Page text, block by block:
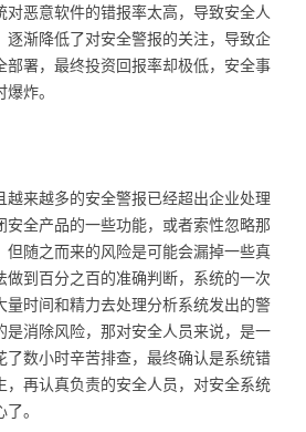
对恶意软件的错报率太高，导致安全人
逐渐降低了对安全警报的关注，导致企
部署，最终投资回报率却极低，安全事
炸。
越来越多的安全警报已经超出企业处理
安全产品的一些功能，或者索性忽略那
但随之而来的风险是可能会漏掉一些真
做到百分之百的准确判断，系统的一次
量时间和精力去处理分析系统发出的警
是消除风险，那对安全人员来说，是一
了数小时辛苦排查，最终确认是系统错
，再认真负责的安全人员，对安全系统
。